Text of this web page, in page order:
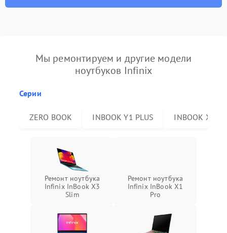
Мы ремонтируем и другие модели
ноутбуков Infinix
Серии
ZERO BOOK INBOOK Y1 PLUS INBOOK X2
Ремонт ноутбука
Infinix InBook X3
Slim
Ремонт ноутбука
Infinix InBook X1
Pro